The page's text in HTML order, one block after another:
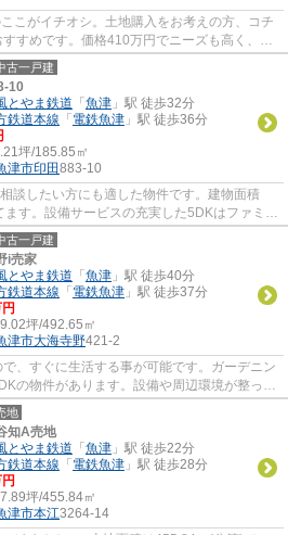
こがイチオシ。土地購入をお考えの方、コチ
すめです。価格410万円でニーズも高く、イ
の土地面積293.0...
古一戸建
10
とやま鉄道 「 魚津 」駅 徒歩32分
鉄道本線 「 電鉄魚津 」駅 徒歩36分
坪/185.85㎡
津市印田883-10
談したい方にも適した物件です。建物面積
す。設備サービスの充実した5DKはファミリ
の方がこだわりを...
古一戸建
i売家
とやま鉄道 「 魚津 」駅 徒歩40分
鉄道本線 「 電鉄魚津 」駅 徒歩37分
坪/492.65㎡
津市大海寺野421-2
、すぐに生活する事が可能です。ガーデニン
の物件があります。設備や周辺環境が整って
ょうか。当社で...
地
知A売地
とやま鉄道 「 魚津 」駅 徒歩22分
鉄道本線 「 電鉄魚津 」駅 徒歩28分
坪/455.84㎡
津市本江3264-14